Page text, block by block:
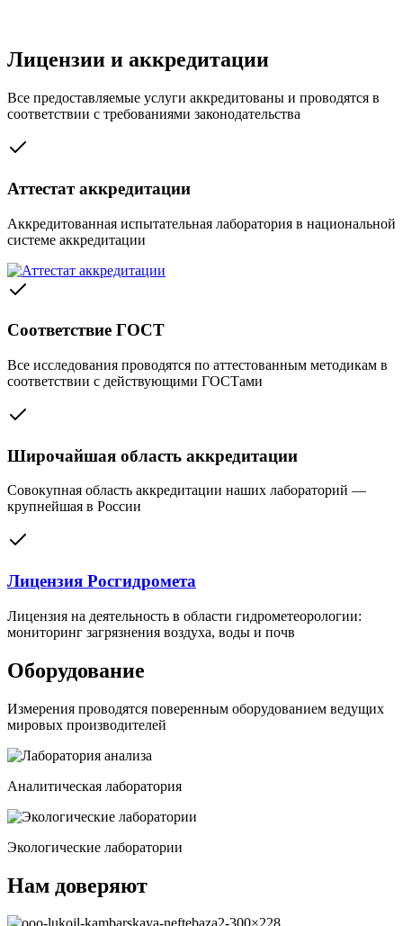
Лицензии и аккредитации
Все предоставляемые услуги аккредитованы и проводятся в
соответствии с требованиями законодательства
Аттестат аккредитации
Аккредитованная испытательная лаборатория в национальной
системе аккредитации
Соответствие ГОСТ
Все исследования проводятся по аттестованным методикам в
соответствии с действующими ГОСТами
Широчайшая область аккредитации
Совокупная область аккредитации наших лабораторий —
крупнейшая в России
Лицензия Росгидромета
Лицензия на деятельность в области гидрометеорологии:
мониторинг загрязнения воздуха, воды и почв
Оборудование
Измерения проводятся поверенным оборудованием ведущих
мировых производителей
Аналитическая лаборатория
Экологические лаборатории
Нам доверяют